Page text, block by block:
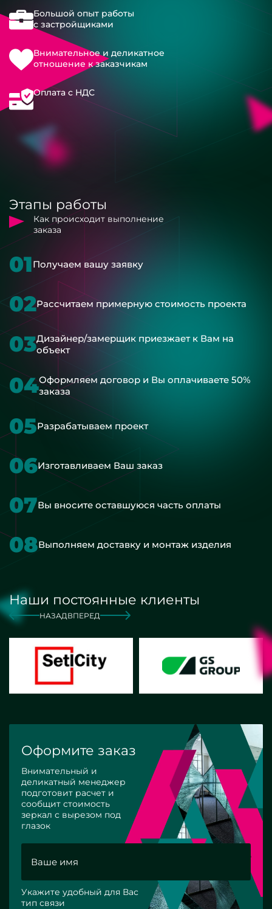
Большой опыт работы
с застройщиками
Внимательное и деликатное
отношение к заказчикам
Оплата с НДС
Этапы работы
Как происходит выполнение
заказа
01Получаем вашу заявку
02Рассчитаем примерную стоимость проекта
03Дизайнер/замерщик приезжает к Вам на
объект
04Оформляем договор и Вы оплачиваете 50%
заказа
05Разрабатываем проект
06Изготавливаем Ваш заказ
07Вы вносите оставшуюся часть оплаты
08Выполняем доставку и монтаж изделия
Наши постоянные клиенты
НАЗАД ВПЕРЕД
Оформите заказ
Внимательный и
деликатный менеджер
подготовит расчет и
сообщит стоимость
зеркал с вырезом под
глазок
Укажите удобный для Вас
тип связи